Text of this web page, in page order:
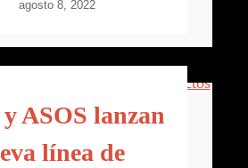
agosto 8, 2022
ASOS lanzan
línea de